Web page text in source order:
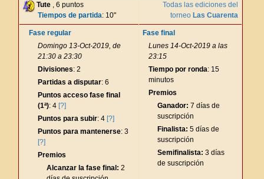
Tute , 6 puntos
Tiempos de partida: 10"
Todas las ediciones del
torneo Las Cuarenta
Fase regular
Domingo 13-Oct-2019, de
21:30 a 23:30
Divisiones: 2
Partidas a disputar: 6
Puntos acceso fase final
(1ª): 4 [?]
Puntos para subir: 4 [?]
Puntos para mantenerse: 3
[?]
Premios
Alcanzar la fase final: 2
Fase final
Lunes 14-Oct-2019 a las
23:15
Tiempo por ronda: 15
minutos
Premios
Ganador: 7 días de
suscripción
Finalista: 5 días de
suscripción
Semifinalista: 3 días
de suscripción